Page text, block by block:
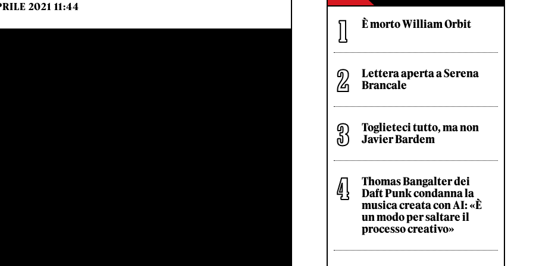
2021 11:44
È morto William Orbit
Lettera aperta a Serena
Brancale
Toglieteci tutto, ma non
Javier Bardem
Thomas Bangalter dei
Daft Punk condanna la
musica creata con AI: «È
un modo per saltare il
processo creativo»